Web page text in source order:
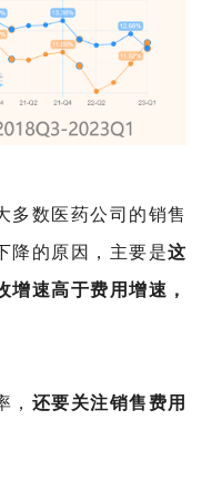
多数医药公司的销售
降的原因，主要是这
速高于费用增速，
还要关注销售费用